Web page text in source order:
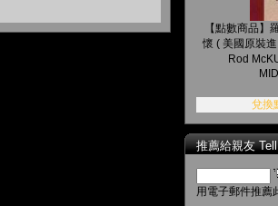
【點數商品】
懷 ( 美國原裝
Rod
兌換
推薦給親友
用電子郵件推薦